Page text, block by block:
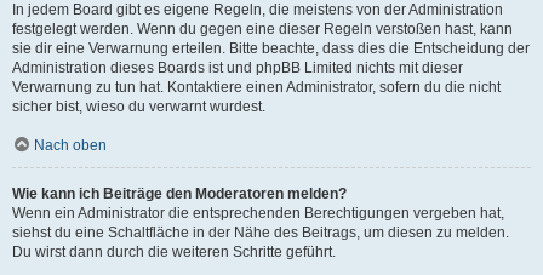
In jedem Board gibt es eigene Regeln, die meistens von der Administration
festgelegt werden. Wenn du gegen eine dieser Regeln verstoßen hast, kann
sie dir eine Verwarnung erteilen. Bitte beachte, dass dies die Entscheidung der
Administration dieses Boards ist und phpBB Limited nichts mit dieser
Verwarnung zu tun hat. Kontaktiere einen Administrator, sofern du die nicht
sicher bist, wieso du verwarnt wurdest.
Nach oben
Wie kann ich Beiträge den Moderatoren melden?
Wenn ein Administrator die entsprechenden Berechtigungen vergeben hat,
siehst du eine Schaltfläche in der Nähe des Beitrags, um diesen zu melden.
Du wirst dann durch die weiteren Schritte geführt.